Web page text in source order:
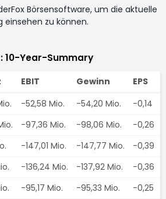
Börsensoftware, um die aktuelle
zu können.
10-Year-Summary
EBIT Gewinn EPS
-52,58 Mio. -54,20 Mio. -0,14
-97,36 Mio. -98,06 Mio. -0,26
-147,01 Mio. -147,77 Mio. -0,39
-136,24 Mio. -137,92 Mio. -0,36
-95,17 Mio. -95,33 Mio. -0,25